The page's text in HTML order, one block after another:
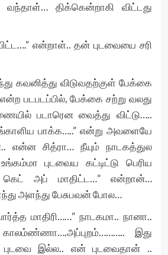
திக்கென்றாகி விட்டது
என்றாள்.. தன் புடவையை சரி
கவனித்து விடுவதற்குள் பேக்கை
படபடப்பில், பேக்கை சற்று வலது
படாரென வைத்து விட்டு…..
பாக்க…..” என்று அவளையே
என்ன சித்ரா… நீயும் நாடகத்துல
புடவைய கட்டிட்டு பெரிய
கெட் அப் மாதிட்ட…” என்றான்…
அளந்து பேசுபவன் போல…
மாதிரி……” நாடகமா.. நானா..
இது
இல்ல.. என் புடவைதான் ..